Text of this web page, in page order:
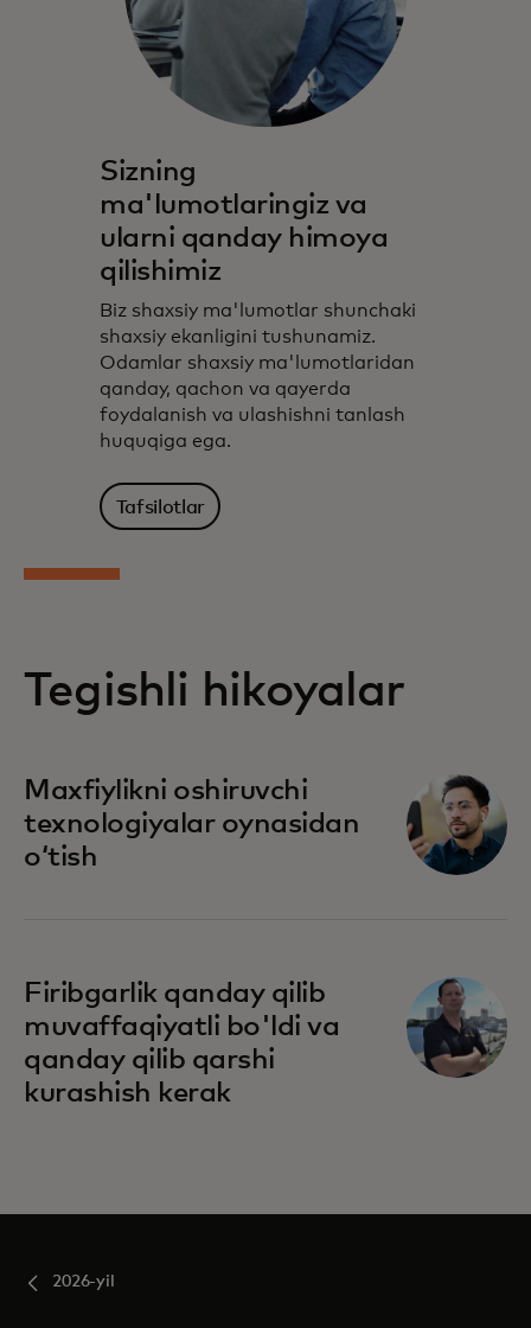
Sizning
ma'lumotlaringiz va
ularni qanday himoya
qilishimiz
Biz shaxsiy ma'lumotlar shunchaki
shaxsiy ekanligini tushunamiz.
Odamlar shaxsiy ma'lumotlaridan
qanday, qachon va qayerda
foydalanish va ulashishni tanlash
huquqiga ega.
Tafsilotlar
Tegishli hikoyalar
Maxfiylikni oshiruvchi
texnologiyalar oynasidan
oʻtish
Firibgarlik qanday qilib
muvaffaqiyatli bo'ldi va
qanday qilib qarshi
kurashish kerak
2026-yil